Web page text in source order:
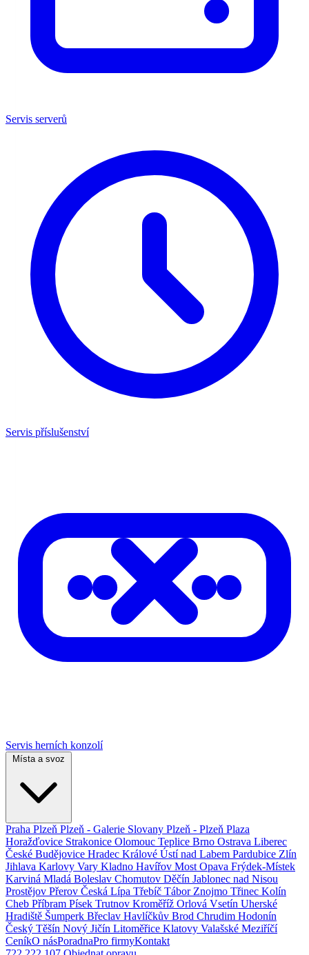
Servis serverů
Servis příslušenství
Servis herních konzolí
Místa a svoz
Praha Plzeň Plzeň - Galerie Slovany Plzeň - Plzeň Plaza
Horažďovice Strakonice Olomouc Teplice Brno Ostrava Liberec
České Budějovice Hradec Králové Ústí nad Labem Pardubice Zlín
Jihlava Karlovy Vary Kladno Havířov Most Opava Frýdek-Místek
Karviná Mladá Boleslav Chomutov Děčín Jablonec nad Nisou
Prostějov Přerov Česká Lípa Třebíč Tábor Znojmo Třinec Kolín
Cheb Příbram Písek Trutnov Kroměříž Orlová Vsetín Uherské
Hradiště Šumperk Břeclav Havlíčkův Brod Chrudim Hodonín
Český Těšín Nový Jičín Litoměřice Klatovy Valašské Meziříčí
CeníkO násPoradnaPro firmyKontakt